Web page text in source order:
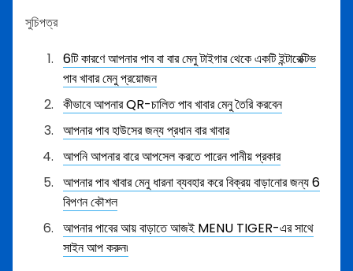
সুচিপত্র
6টি কারণে আপনার পাব বা বার মেনু টাইগার থেকে একটি ইন্টারেক্টিভ
পাব খাবার মেনু প্রয়োজন
কীভাবে আপনার QR-চালিত পাব খাবার মেনু তৈরি করবেন
আপনার পাব হাউসের জন্য প্রধান বার খাবার
আপনি আপনার বারে আপসেল করতে পারেন পানীয় প্রকার
আপনার পাব খাবার মেনু ধারনা ব্যবহার করে বিক্রয় বাড়ানোর জন্য 6
বিপণন কৌশল
আপনার পাবের আয় বাড়াতে আজই MENU TIGER-এর সাথে
সাইন আপ করুন৷